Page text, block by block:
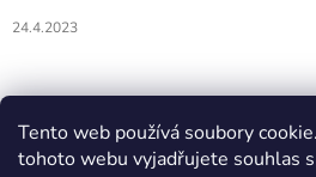
Tento web používá soubory
tohoto webu vyjadřujete souhlas
24.4.2023
Nákupní košík
0KS /0 KČ